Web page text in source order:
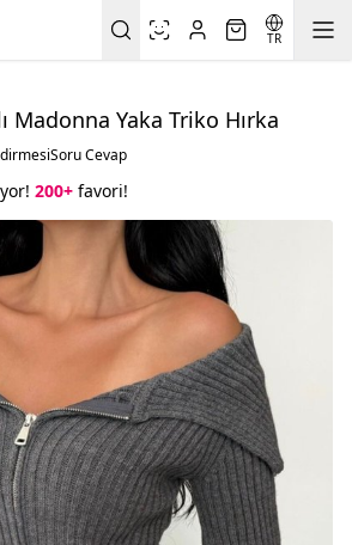
TR
Madonna Yaka Triko Hırka
Soru Cevap
200+ favori!